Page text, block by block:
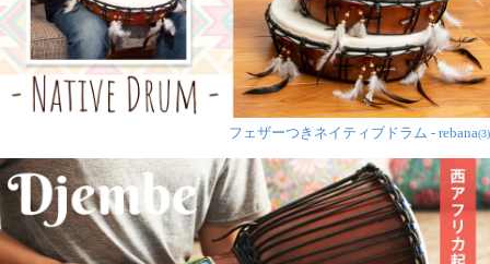
フェザーつきネイティブドラム - rebana(3)